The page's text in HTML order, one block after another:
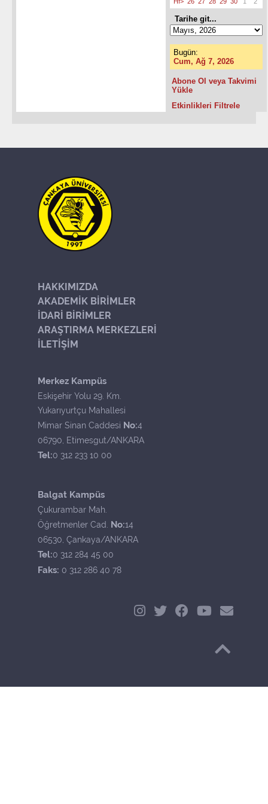
Tarihe git...
Bugün:
Cum, Ağ 7, 2026
Abone Ol veya Takvimi
Yükle
Etkinlikleri Filtrele
HAKKIMIZDA
AKADEMİK BİRİMLER
İDARİ BİRİMLER
ARAŞTIRMA MERKEZLERİ
İLETİŞİM
Merkez Kampüs
Eskişehir Yolu 29. Km.
Yukarıyurtçu Mahallesi
Mimar Sinan Caddesi No:4
06790, Etimesgut/ANKARA
Tel:0 312 233 10 00
Balgat Kampüs
Çukurambar Mah.
Öğretmenler Cad. No:14
06530, Çankaya/ANKARA
Tel:0 312 284 45 00
Faks: 0 312 286 40 78